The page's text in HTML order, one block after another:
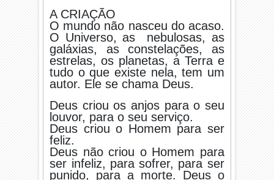
A CRIAÇÃO
O mundo não nasceu do acaso.
O Universo, as nebulosas, as
galáxias, as constelações, as
estrelas, os planetas, a Terra e
tudo o que existe nela, tem um
autor. Ele se chama Deus.
Deus criou os anjos para o seu
louvor, para o seu serviço.
Deus criou o Homem para ser
feliz.
Deus não criou o Homem para
ser infeliz, para sofrer, para ser
punido, para a morte. Deus o